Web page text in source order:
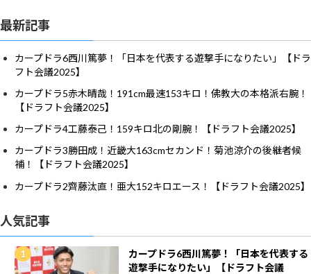
最新記事
カープドラ6西川篤夢！「日本を代表する遊撃手になりたい」【ドラ
フト会議2025】
カープドラ5赤木晴哉！191cm最速153キロ！佛教大の本格派右腕！
【ドラフト会議2025】
カープドラ4工藤泰己！159キロ北の剛腕！【ドラフト会議2025】
カープドラ3勝田成！近畿大163cmセカンド！菊池涼介の後継者候
補！【ドラフト会議2025】
カープドラ2齊藤汰直！亜大152キロエース！【ドラフト会議2025】
人気記事
カープドラ6西川篤夢！「日本を代表する
遊撃手になりたい」【ドラフト会議